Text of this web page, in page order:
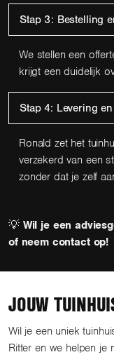
Stap 3: Bestelling
We stellen een
krijgt een duidelijk
Stap 4: Levering
Ronald zet het
verzekerd van een
zonder dat je zelf
💡 Wil je een
of neem contact op!
JOUW
Wil je een uniek
Ritter en we helpen